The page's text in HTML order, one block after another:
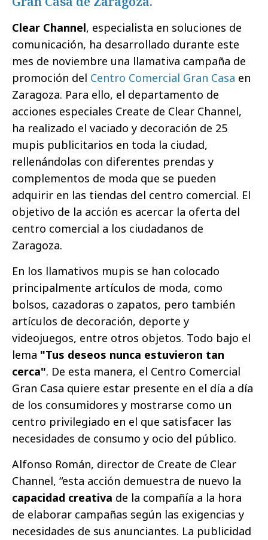
Clear Channel, especialista en soluciones de
comunicación, ha desarrollado durante este
mes de noviembre una llamativa campaña de
promoción del Centro Comercial Gran Casa en
Zaragoza. Para ello, el departamento de
acciones especiales Create de Clear Channel,
ha realizado el vaciado y decoración de 25
mupis publicitarios en toda la ciudad,
rellenándolas con diferentes prendas y
complementos de moda que se pueden
adquirir en las tiendas del centro comercial. El
objetivo de la acción es acercar la oferta del
centro comercial a los ciudadanos de
Zaragoza.
En los llamativos mupis se han colocado
principalmente artículos de moda, como
bolsos, cazadoras o zapatos, pero también
artículos de decoración, deporte y
videojuegos, entre otros objetos. Todo bajo el
lema "Tus deseos nunca estuvieron tan
cerca". De esta manera, el Centro Comercial
Gran Casa quiere estar presente en el día a día
de los consumidores y mostrarse como un
centro privilegiado en el que satisfacer las
necesidades de consumo y ocio del público.
Alfonso Román, director de Create de Clear
Channel, “esta acción demuestra de nuevo la
capacidad creativa de la compañía a la hora
de elaborar campañas según las exigencias y
necesidades de sus anunciantes. La publicidad